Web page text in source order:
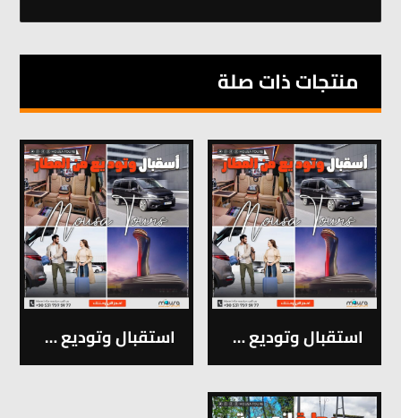
منتجات ذات صلة
استقبال وتوديع مطار صبيحة استقبال وتوديع مطار اسطنبول